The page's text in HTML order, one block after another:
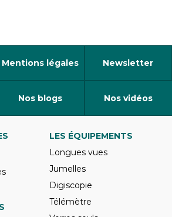
Mentions légales Newsletter
Nos blogs Nos vidéos
LES ÉQUIPEMENTS
Longues vues
Jumelles
Digiscopie
Télémètre